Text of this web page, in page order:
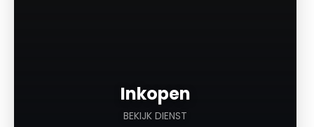
Inkopen
BEKIJK DIENST